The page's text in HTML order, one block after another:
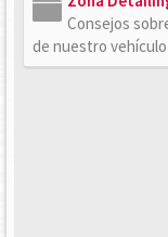
Consejos
de nuestro vehículo